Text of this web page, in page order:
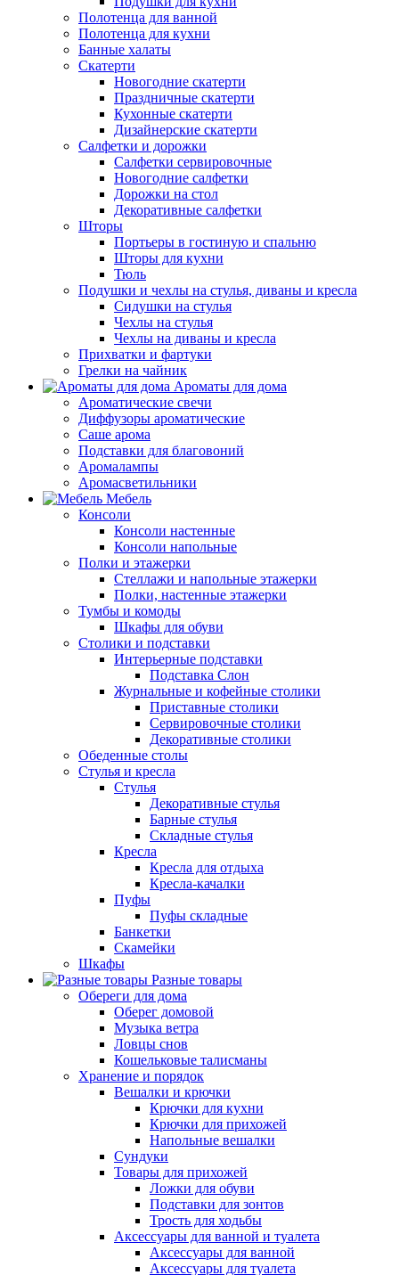
Полотенца для ванной
Полотенца для кухни
Банные халаты
Скатерти
Новогодние скатерти
Праздничные скатерти
Кухонные скатерти
Дизайнерские скатерти
Салфетки и дорожки
Салфетки сервировочные
Новогодние салфетки
Дорожки на стол
Декоративные салфетки
Шторы
Портьеры в гостиную и спальню
Шторы для кухни
Тюль
Подушки и чехлы на стулья, диваны и кресла
Сидушки на стулья
Чехлы на стулья
Чехлы на диваны и кресла
Прихватки и фартуки
Грелки на чайник
Ароматы для дома
Ароматические свечи
Диффузоры ароматические
Саше арома
Подставки для благовоний
Аромалампы
Аромасветильники
Мебель
Консоли
Консоли настенные
Консоли напольные
Полки и этажерки
Стеллажи и напольные этажерки
Полки, настенные этажерки
Тумбы и комоды
Шкафы для обуви
Столики и подставки
Интерьерные подставки
Подставка Слон
Журнальные и кофейные столики
Приставные столики
Сервировочные столики
Декоративные столики
Обеденные столы
Стулья и кресла
Стулья
Декоративные стулья
Барные стулья
Складные стулья
Кресла
Кресла для отдыха
Кресла-качалки
Пуфы
Пуфы складные
Банкетки
Скамейки
Шкафы
Разные товары
Обереги для дома
Оберег домовой
Музыка ветра
Ловцы снов
Кошельковые талисманы
Хранение и порядок
Вешалки и крючки
Крючки для кухни
Крючки для прихожей
Напольные вешалки
Сундуки
Товары для прихожей
Ложки для обуви
Подставки для зонтов
Трость для ходьбы
Аксессуары для ванной и туалета
Аксессуары для ванной
Аксессуары для туалета